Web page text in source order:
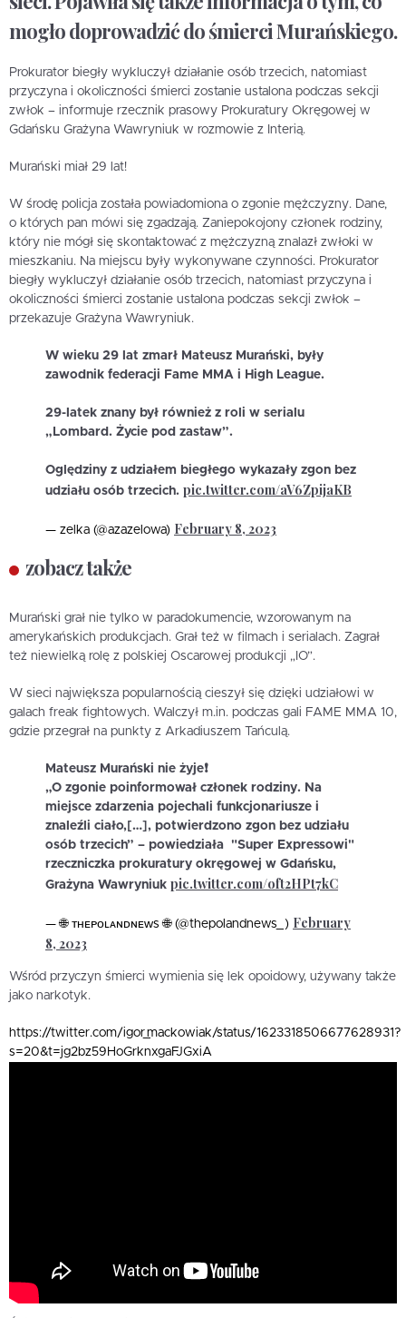
mogło doprowadzić do śmierci Murańskiego.
Prokurator biegły wykluczył działanie osób trzecich, natomiast
przyczyna i okoliczności śmierci zostanie ustalona podczas sekcji
zwłok – informuje rzecznik prasowy Prokuratury Okręgowej w
Gdańsku Grażyna Wawryniuk w rozmowie z Interią.
Murański miał 29 lat!
W środę policja została powiadomiona o zgonie mężczyzny. Dane,
o których pan mówi się zgadzają. Zaniepokojony członek rodziny,
który nie mógł się skontaktować z mężczyzną znalazł zwłoki w
mieszkaniu. Na miejscu były wykonywane czynności. Prokurator
biegły wykluczył działanie osób trzecich, natomiast przyczyna i
okoliczności śmierci zostanie ustalona podczas sekcji zwłok –
przekazuje Grażyna Wawryniuk.
W wieku 29 lat zmarł Mateusz Murański, były
zawodnik federacji Fame MMA i High League.
29-latek znany był również z roli w serialu
„Lombard. Życie pod zastaw”.
Oględziny z udziałem biegłego wykazały zgon bez
udziału osób trzecich. pic.twitter.com/aV6ZpijaKB
— zelka (@azazelowa) February 8, 2023
zobacz także
Murański grał nie tylko w paradokumencie, wzorowanym na
amerykańskich produkcjach. Grał też w filmach i serialach. Zagrał
też niewielką rolę z polskiej Oscarowej produkcji „IO”.
W sieci największa popularnością cieszył się dzięki udziałowi w
galach freak fightowych. Walczył m.in. podczas gali FAME MMA 10,
gdzie przegrał na punkty z Arkadiuszem Tańculą.
Mateusz Murański nie żyje❗️
„O zgonie poinformował członek rodziny. Na
miejsce zdarzenia pojechali funkcjonariusze i
znaleźli ciało,[…], potwierdzono zgon bez udziału
osób trzecich” – powiedziała "Super Expressowi"
rzeczniczka prokuratury okręgowej w Gdańsku,
Grażyna Wawryniuk pic.twitter.com/oft2HPt7kC
— 🌐 ᴛʜᴇᴘᴏʟᴀɴᴅɴᴇᴡs 🌐 (@thepolandnews_) February
8, 2023
Wśród przyczyn śmierci wymienia się lek opoidowy, używany także
jako narkotyk.
https://twitter.com/igor_mackowiak/status/1623318506677628931?
s=20&t=jg2bz59HoGrknxgaFJGxiA